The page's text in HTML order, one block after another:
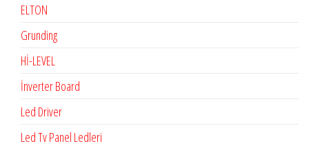
ELTON
Grunding
Hİ-LEVEL
İnverter Board
Led Driver
Led Tv Panel Ledleri